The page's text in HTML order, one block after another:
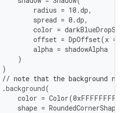
radius = 10.dp,
spread = 0.dp,
color =
offset = DpOffset(x =
alpha = shadowAlpha
)
)
// note that the background
.background(
color = Color(0xFFFFFFFF
shape = RoundedCornerShape